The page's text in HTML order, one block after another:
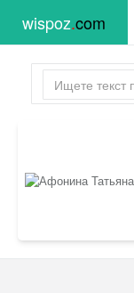
wispoz.com